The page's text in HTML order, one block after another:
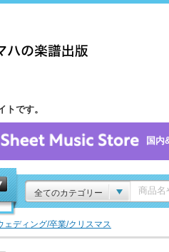
です。
国内
全てのカテゴリー
ェディング/卒業/クリスマス